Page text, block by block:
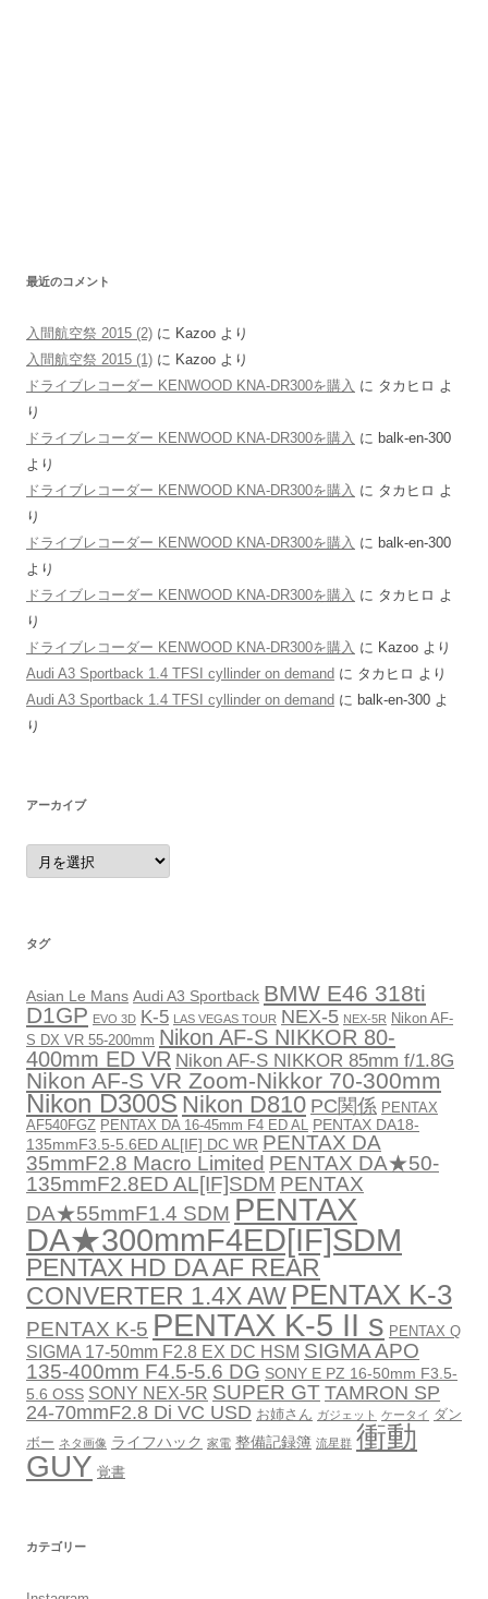
最近のコメント
入間航空祭 2015 (2) に Kazoo より
入間航空祭 2015 (1) に Kazoo より
ドライブレコーダー KENWOOD KNA-DR300を購入 に タカヒロ よ
り
ドライブレコーダー KENWOOD KNA-DR300を購入 に balk-en-300
より
ドライブレコーダー KENWOOD KNA-DR300を購入 に タカヒロ よ
り
ドライブレコーダー KENWOOD KNA-DR300を購入 に balk-en-300
より
ドライブレコーダー KENWOOD KNA-DR300を購入 に タカヒロ よ
り
ドライブレコーダー KENWOOD KNA-DR300を購入 に Kazoo より
Audi A3 Sportback 1.4 TFSI cyllinder on demand に タカヒロ より
Audi A3 Sportback 1.4 TFSI cyllinder on demand に balk-en-300 よ
り
アーカイブ
ア
ー
カ
タグ
Asian Le Mans Audi A3 Sportback BMW E46 318ti
D1GP EVO 3D K-5 LAS VEGAS TOUR NEX-5 NEX-5R Nikon AF-
S DX VR 55-200mm Nikon AF-S NIKKOR 80-
400mm ED VR Nikon AF-S NIKKOR 85mm f/1.8G
Nikon AF-S VR Zoom-Nikkor 70-300mm
Nikon D300S Nikon D810 PC関係 PENTAX
AF540FGZ PENTAX DA 16-45mm F4 ED AL PENTAX DA18-
135mmF3.5-5.6ED AL[IF] DC WR PENTAX DA
35mmF2.8 Macro Limited PENTAX DA★50-
135mmF2.8ED AL[IF]SDM PENTAX
DA★55mmF1.4 SDM PENTAX
DA★300mmF4ED[IF]SDM
PENTAX HD DA AF REAR
CONVERTER 1.4X AW PENTAX K-3
PENTAX K-5 PENTAX K-5 II s PENTAX Q
SIGMA 17-50mm F2.8 EX DC HSM SIGMA APO
135-400mm F4.5-5.6 DG SONY E PZ 16-50mm F3.5-
5.6 OSS SONY NEX-5R SUPER GTTAMRON SP
24-70mmF2.8 Di VC USD お姉さん ガジェット ケータイ ダン
ボー ネタ画像 ライフハック 家電 整備記録簿 流星群 衝動
GUY 覚書
カテゴリー